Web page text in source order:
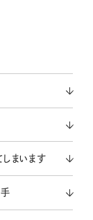
しまいます